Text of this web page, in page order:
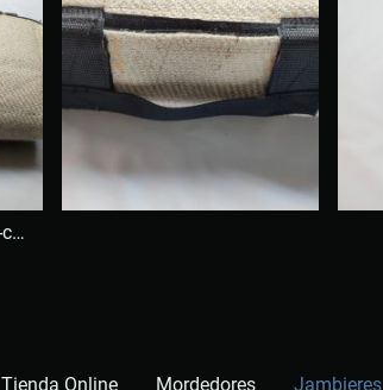
jambiere-entrenamiento-cachorro
Tienda Online Mordedores Jambieres